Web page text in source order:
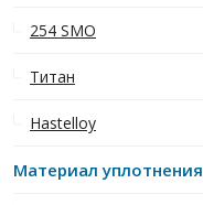
254 SMO
Титан
Hastelloy
Материал уплотнения